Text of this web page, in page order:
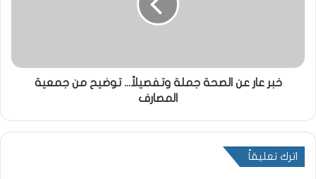
خبر عار عن الصحة جملة وتفصيلاً... توضيح من جمعية
المصارف
اترك تعليقاً